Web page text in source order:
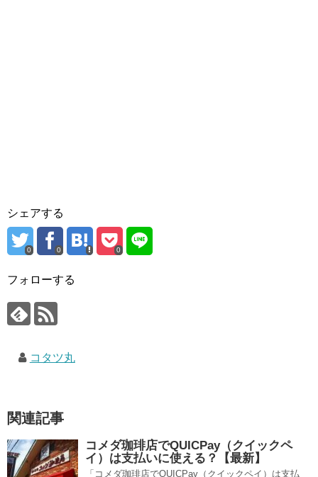
シェアする
0 0 0
フォローする
コタツ丸
関連記事
コメダ珈琲店でQUICPay（クイックペ
イ）は支払いに使える？【最新】
「コメダ珈琲店でQUICPay（クイックペイ）は支払